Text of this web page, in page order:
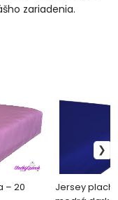
zariadenia.
– 20
Jersey